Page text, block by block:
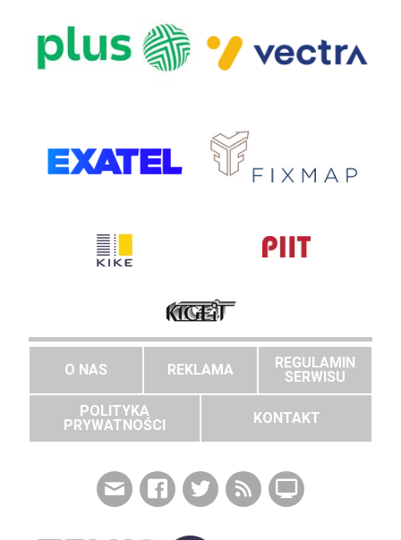
O NAS REKLAMA
REGULAMIN
SERWISU
POLITYKA
PRYWATNOŚCI
KONTAKT